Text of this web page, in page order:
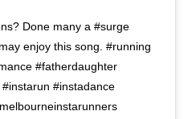
Done many a #surge
enjoy this song. #running
#fatherdaughter
#instadance